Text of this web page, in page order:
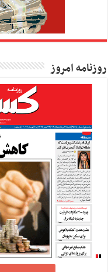
روزنامه امروز